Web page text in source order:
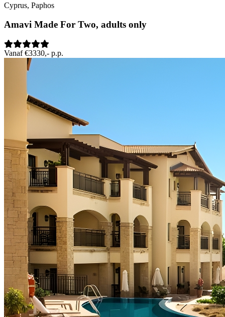
Cyprus, Paphos
Amavi Made For Two, adults only
Vanaf €3330,- p.p.